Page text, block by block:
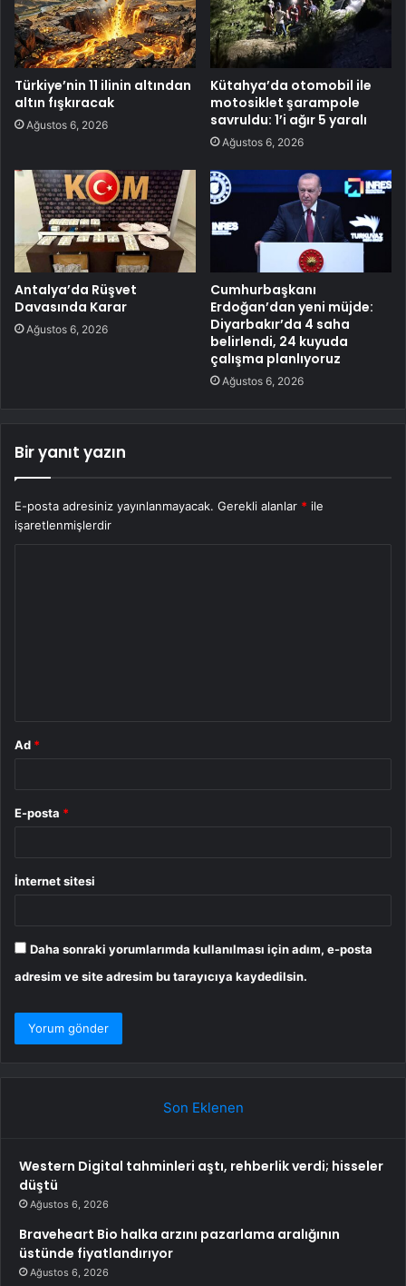
Türkiye’nin 11 ilinin altından
altın fışkıracak
Ağustos 6, 2026
Kütahya’da otomobil ile
motosiklet şarampole
savruldu: 1’i ağır 5 yaralı
Ağustos 6, 2026
Antalya’da Rüşvet
Davasında Karar
Ağustos 6, 2026
Cumhurbaşkanı
Erdoğan’dan yeni müjde:
Diyarbakır’da 4 saha
belirlendi, 24 kuyuda
çalışma planlıyoruz
Ağustos 6, 2026
Bir yanıt yazın
E-posta adresiniz yayınlanmayacak. Gerekli alanlar * ile
işaretlenmişlerdir
Ad *
E-posta *
İnternet sitesi
Daha sonraki yorumlarımda kullanılması için adım, e-posta
adresim ve site adresim bu tarayıcıya kaydedilsin.
Son Eklenen
Western Digital tahminleri aştı, rehberlik verdi; hisseler
düştü
Ağustos 6, 2026
Braveheart Bio halka arzını pazarlama aralığının
üstünde fiyatlandırıyor
Ağustos 6, 2026